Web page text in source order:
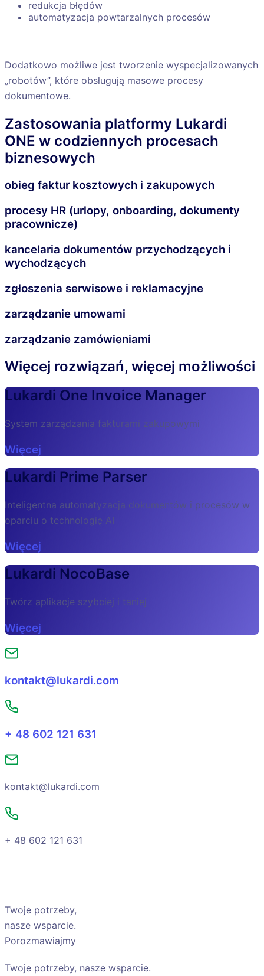
redukcja błędów
automatyzacja powtarzalnych procesów
Dodatkowo możliwe jest tworzenie wyspecjalizowanych
„robotów”, które obsługują masowe procesy
dokumentowe.
Zastosowania platformy Lukardi
ONE w codziennych procesach
biznesowych
obieg faktur kosztowych i zakupowych
procesy HR (urlopy, onboarding, dokumenty
pracownicze)
kancelaria dokumentów przychodzących i
wychodzących
zgłoszenia serwisowe i reklamacyjne
zarządzanie umowami
zarządzanie zamówieniami
Więcej rozwiązań, więcej możliwości
Lukardi One Invoice Manager
System zarządzania fakturami zakupowymi
Więcej
Lukardi Prime Parser
Inteligentna automatyzacja dokumentów i procesów w
oparciu o technologię AI
Więcej
Lukardi NocoBase
Twórz aplikacje szybciej i taniej
Więcej
kontakt@lukardi.com
+ 48 602 121 631
kontakt@lukardi.com
+ 48 602 121 631
Twoje potrzeby,
nasze wsparcie.
Porozmawiajmy
Twoje potrzeby, nasze wsparcie.